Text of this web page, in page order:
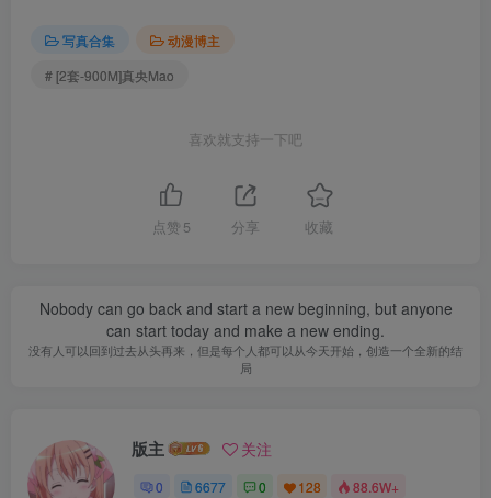
写真合集
动漫博主
# [2套-900M]真央Mao
喜欢就支持一下吧
点赞 5 分享 收藏
Nobody can go back and start a new beginning, but anyone
can start today and make a new ending.
没有人可以回到过去从头再来，但是每个人都可以从今天开始，创造一个全新的结
局
版主 关注
0 6677 0 128 88.6W+